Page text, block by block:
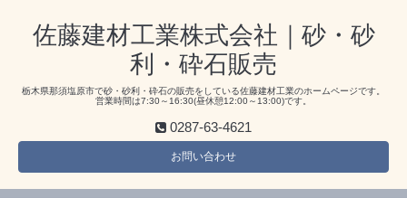
佐藤建材工業株式会社｜砂・砂
利・砕石販売
栃木県那須塩原市で砂・砂利・砕石の販売をしている佐藤建材工業のホームページです。
営業時間は7:30～16:30(昼休憩12:00～13:00)です。
0287-63-4621
お問い合わせ